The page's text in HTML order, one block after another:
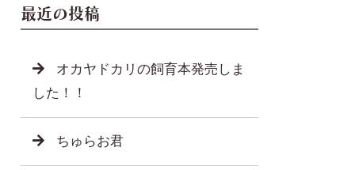
最近の投稿
オカヤドカリの飼育本発売しま
した！！
ちゅらお君